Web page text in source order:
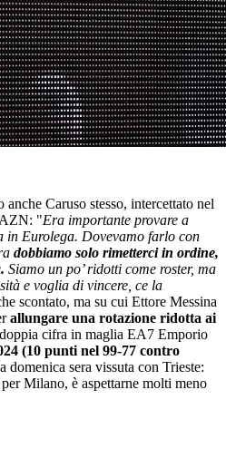
Caruso stesso, intercettato nel
"Era importante provare a
in Eurolega. Dovevamo farlo con
dobbiamo solo rimetterci in ordine,
Siamo un po’ ridotti come roster, ma
e voglia di vincere, ce la
scontato, ma su cui Ettore Messina
allungare una rotazione ridotta ai
cifra in maglia EA7 Emporio
(10 punti nel 99-77 contro
domenica sera vissuta con Trieste:
Milano, è aspettarne molti meno